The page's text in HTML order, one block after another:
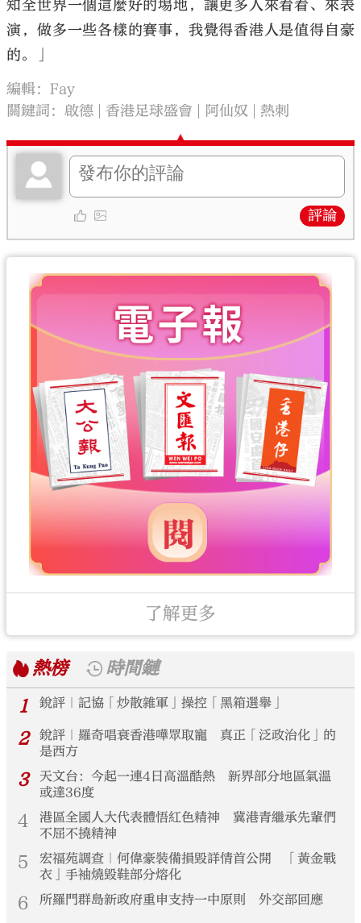
知全世界一個這麼好的埸地，讓更多人來看看、來表
演，做多一些各樣的賽事，我覺得香港人是值得自豪
的。」
編輯：Fay
關鍵詞：啟德 香港足球盛會 阿仙奴 熱刺
評論
了解更多
熱榜
時間鏈
1
銳評｜記協「炒散雜軍」操控「黑箱選舉」
2
銳評｜羅奇唱衰香港嘩眾取寵 真正「泛政治化」的
是西方
3
天文台：今起一連4日高溫酷熱 新界部分地區氣溫
或達36度
4
港區全國人大代表體悟紅色精神 冀港青繼承先輩們
不屈不撓精神
5
宏福苑調查｜何偉豪裝備損毀詳情首公開 「黃金戰
衣」手袖燒毀鞋部分熔化
6 所羅門群島新政府重申支持一中原則 外交部回應